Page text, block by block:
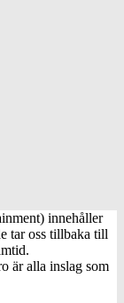
innehåller
tar oss tillbaka till
är alla inslag som